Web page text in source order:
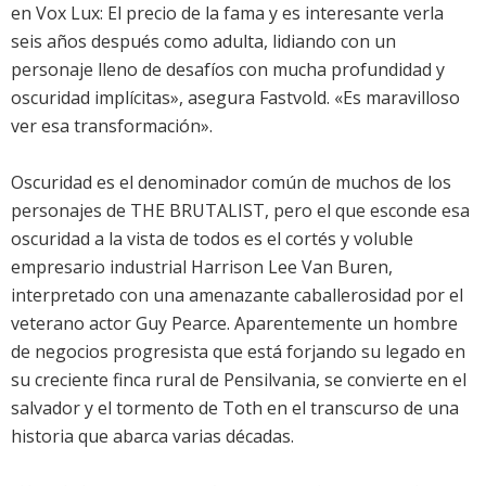
en Vox Lux: El precio de la fama y es interesante verla
seis años después como adulta, lidiando con un
personaje lleno de desafíos con mucha profundidad y
oscuridad implícitas», asegura Fastvold. «Es maravilloso
ver esa transformación».
Oscuridad es el denominador común de muchos de los
personajes de THE BRUTALIST, pero el que esconde esa
oscuridad a la vista de todos es el cortés y voluble
empresario industrial Harrison Lee Van Buren,
interpretado con una amenazante caballerosidad por el
veterano actor Guy Pearce. Aparentemente un hombre
de negocios progresista que está forjando su legado en
su creciente finca rural de Pensilvania, se convierte en el
salvador y el tormento de Toth en el transcurso de una
historia que abarca varias décadas.